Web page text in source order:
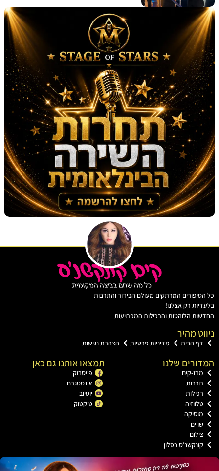
המרתקים מעולם הבידור והתרבות
רק אצלנו!
הלוהטות והרכילות המפתיעות
מהיר
הבית מדיניות פרטיות הצהרת נגישות
שלנו
קים
בסלון
תמצאו אותנו גם כאן
פייסבוק
אינסטגרם
יוטיוב
טיקטוק